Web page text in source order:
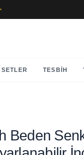
SETLER TESBIH
Beden